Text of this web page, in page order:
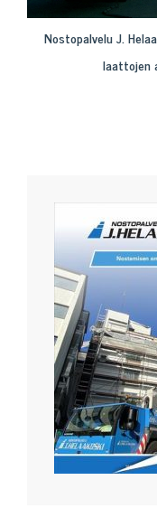
Nostopalvelu J.
laattojen